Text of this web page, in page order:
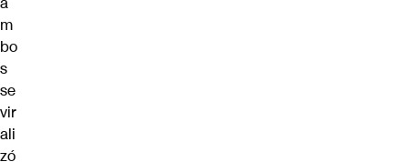
m
bo
s
se
vir
ali
zó